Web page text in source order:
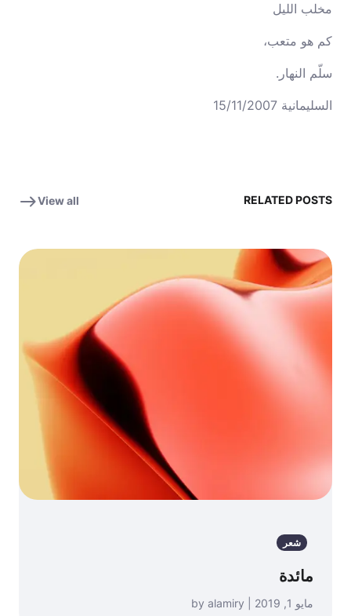
مخلب الليل
كم هو متعب،
سلّم النهار.
السليمانية 15/11/2007
RELATED POSTS
View all
شعر
مائدة
مايو 1, 2019 | by alamiry